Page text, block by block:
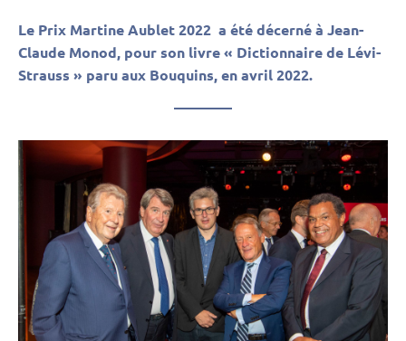
Le Prix Martine Aublet 2022 a été décerné à Jean-
Claude Monod, pour son livre « Dictionnaire de Lévi-
Strauss » paru aux Bouquins, en avril 2022.